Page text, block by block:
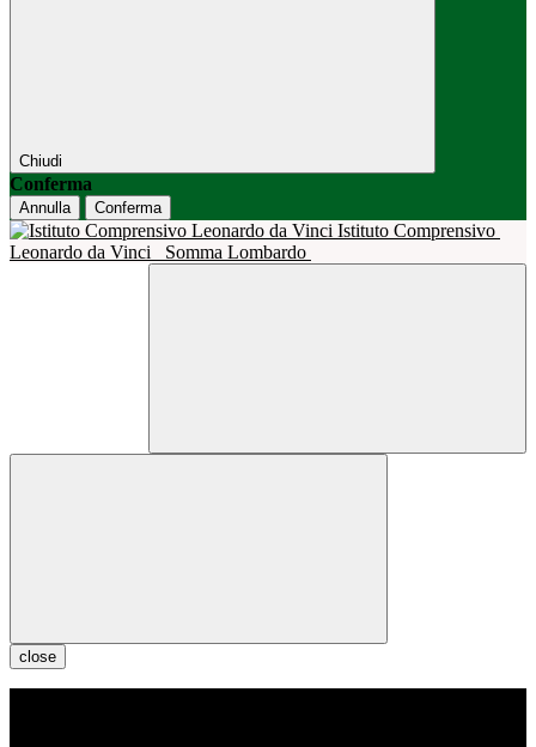
Chiudi
Conferma
Annulla Conferma
Istituto Comprensivo
Leonardo da Vinci
Somma Lombardo
close